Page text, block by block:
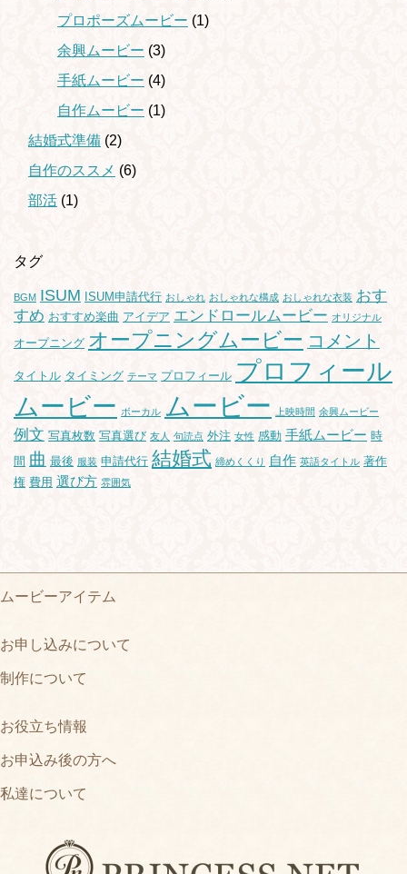
プロポーズムービー (1)
余興ムービー (3)
手紙ムービー (4)
自作ムービー (1)
結婚式準備 (2)
自作のススメ (6)
部活 (1)
タグ
BGM ISUM ISUM申請代行 おしゃれ おしゃれな構成 おしゃれな衣装 おす
すめ おすすめ楽曲 アイデア エンドロールムービー オリジナル
オープニング オープニングムービー コメント
タイトル タイミング テーマ プロフィール プロフィール
ムービー ボーカル ムービー 上映時間 余興ムービー
例文 写真枚数 写真選び 友人 句読点 外注 女性 感動 手紙ムービー 時
間 曲 最後 服装 申請代行 結婚式 締めくくり 自作 英語タイトル 著作
権 費用 選び方 雰囲気
ムービーアイテム
お申し込みについて
制作について
お役立ち情報
お申込み後の方へ
私達について